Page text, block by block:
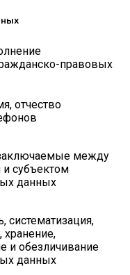
правовых
отчество
между
субъектом
данных
систематизация,
хранение,
и обезличивание
данных